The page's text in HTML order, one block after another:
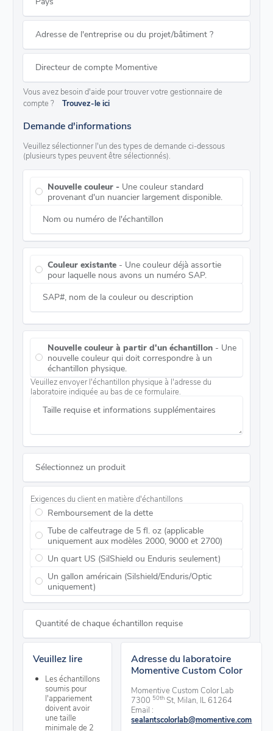
Adresse de l'entreprise ou du projet/bâtiment ?
Directeur de compte Momentive
Vous avez besoin d'aide pour trouver votre gestionnaire de
compte ?
Trouvez-le ici
Demande d'informations
Veuillez sélectionner l'un des types de demande ci-dessous
(plusieurs types peuvent être sélectionnés).
Nouvelle couleur - Une couleur standard
provenant d'un nuancier largement disponible.
Nom ou numéro de l'échantillon
Couleur existante - Une couleur déjà assortie
pour laquelle nous avons un numéro SAP.
SAP#, nom de la couleur ou description
Nouvelle couleur à partir d'un échantillon - Une
nouvelle couleur qui doit correspondre à un
échantillon physique.
Veuillez envoyer l'échantillon physique à l'adresse du
laboratoire indiquée au bas de ce formulaire.
Taille requise et informations supplémentaires
Sélectionnez un produit
Exigences du client en matière d'échantillons
Remboursement de la dette
Tube de calfeutrage de 5 fl. oz (applicable
uniquement aux modèles 2000, 9000 et 2700)
Un quart US (SilShield ou Enduris seulement)
Un gallon américain (Silshield/Enduris/Optic
uniquement)
Quantité de chaque échantillon requise
Veuillez lire
Les échantillons
soumis pour
l'appariement
doivent avoir
une taille
minimale de 2
Adresse du laboratoire
Momentive Custom Color
Momentive Custom Color Lab
7300 50th St, Milan, IL 61264
Email :
sealantscolorlab@momentive.com